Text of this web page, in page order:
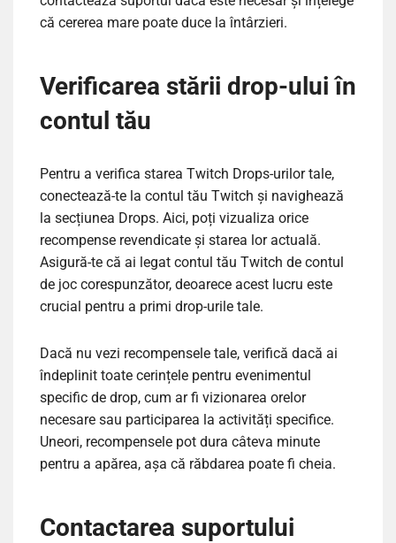
că cererea mare poate duce la întârzieri.
Verificarea stării drop-ului în
contul tău
Pentru a verifica starea Twitch Drops-urilor tale,
conectează-te la contul tău Twitch și navighează
la secțiunea Drops. Aici, poți vizualiza orice
recompense revendicate și starea lor actuală.
Asigură-te că ai legat contul tău Twitch de contul
de joc corespunzător, deoarece acest lucru este
crucial pentru a primi drop-urile tale.
Dacă nu vezi recompensele tale, verifică dacă ai
îndeplinit toate cerințele pentru evenimentul
specific de drop, cum ar fi vizionarea orelor
necesare sau participarea la activități specifice.
Uneori, recompensele pot dura câteva minute
pentru a apărea, așa că răbdarea poate fi cheia.
Contactarea suportului